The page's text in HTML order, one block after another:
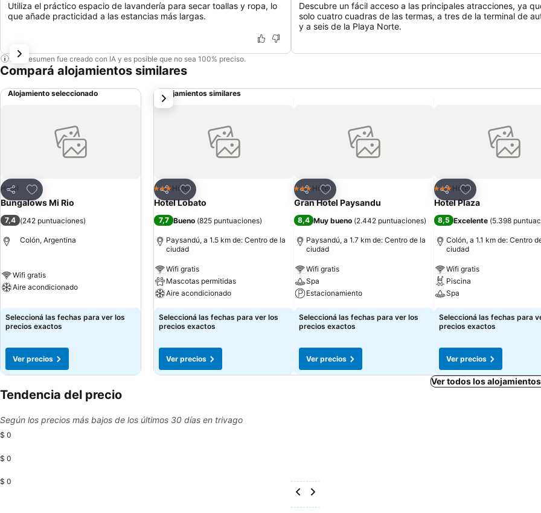
Utiliza el práctico espacio de lavandería para secar toallas y ropa, lo
que añade practicidad a las estancias más largas.
Descubre un fácil acceso a las principales atracciones, ya
solo cuatro cuadras de las termas, a tres de la terminal de
y a seis de la Playa Norte.
Este resumen fue creado con IA y es posible que no sea 100% preciso.
Compará alojamientos similares
Alojamiento seleccionado
Compartir
Añadir a favoritos
Hotel
Bungalows Mi Rio
7,4 (242 puntuaciones)
Colón, Argentina
Wifi gratis
Aire acondicionado
Seleccioná las fechas para ver los
precios exactos
Ver precios
Alojamientos similares
Compartir
Añadir a favoritos
3 Estrellas
Hotel
Hotel Lobato
7,7 Bueno (825 puntuaciones)
Paysandú, a 1.5 km de: Centro de la
ciudad
Wifi gratis
Mascotas permitidas
Aire acondicionado
Seleccioná las fechas para ver los
precios exactos
Ver precios
Compartir
Añadir a favoritos
3 Estrellas
Hotel
Gran Hotel Paysandu
8,4 Muy bueno (2.442 puntuaciones)
Paysandú, a 1.7 km de: Centro de la
ciudad
Wifi gratis
Spa
Estacionamiento
Seleccioná las fechas para ver los
precios exactos
Ver precios
Compartir
Añadir a favoritos
3 Estrellas
Hotel
Hotel Plaza
8,5 Excelente (5.398
Colón, a 1.1 km de: Centro
ciudad
Wifi gratis
Piscina
Spa
Seleccioná las fechas para
precios exactos
Ver precios
siguiente
Ver todos los
Tendencia del precio
Según los precios más bajos de los últimos 30 días en trivago
$ 0
$ 0
$ 0